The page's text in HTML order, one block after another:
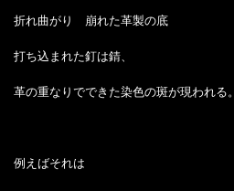
折れ曲がり 崩れた革製の底
打ち込まれた釘は錆、
革の重なりでできた染色の斑が現われる。
例えばそれは